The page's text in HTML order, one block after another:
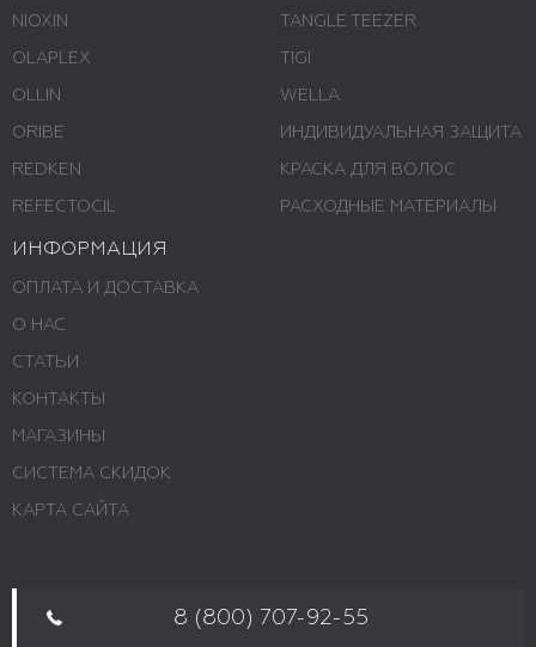
NIOXIN
OLAPLEX
OLLIN
ORIBE
REDKEN
REFECTOCIL
TANGLE TEEZER
TIGI
WELLA
ИНДИВИДУАЛЬНАЯ ЗАЩИТА
КРАСКА ДЛЯ ВОЛОС
РАСХОДНЫЕ МАТЕРИАЛЫ
ИНФОРМАЦИЯ
ОПЛАТА И ДОСТАВКА
О НАС
СТАТЬИ
КОНТАКТЫ
МАГАЗИНЫ
СИСТЕМА СКИДОК
КАРТА САЙТА
8 (800) 707-92-55